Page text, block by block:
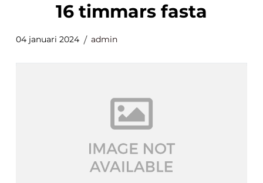
16 timmars fasta
04 januari 2024 admin